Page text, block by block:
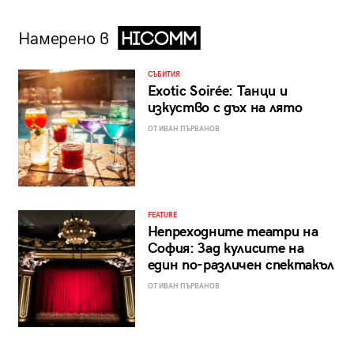
Намерено в
СЪБИТИЯ
Exotic Soirée: Танци и
изкуство с дъх на лято
ОТ ИВАН ПЪРВАНОВ
FEATURE
Непреходните театри на
София: Зад кулисите на
един по-различен спектакъл
ОТ ИВАН ПЪРВАНОВ